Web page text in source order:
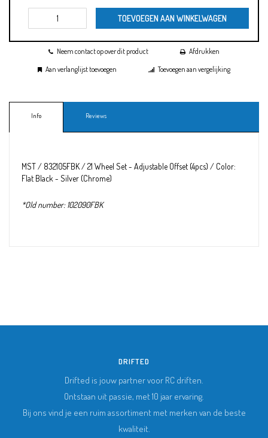
TOEVOEGEN AAN WINKELWAGEN
Neem contact op over dit product
Afdrukken
Aan verlanglijst toevoegen
Toevoegen aan vergelijking
Info Reviews
MST / 832105FBK / 21 Wheel Set - Adjustable Offset (4pcs) / Color:
Flat Black - Silver (Chrome)
*Old number: 102090FBK
DRIFTED
Drifted is jouw partner voor RC driften.
Ontstaan uit passie, met 10 jaar ervaring.
Bij ons vind je een ruim assortiment met merken van de beste
kwaliteit.